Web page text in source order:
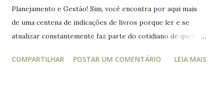
Planejamento e Gestão! Sim, você encontra por aqui mais
de uma centena de indicações de livros porque ler e se
atualizar constantemente faz parte do cotidiano de quem
planejamento e gestão a leitura e atualização frequente é
COMPARTILHAR POSTAR UM COMENTÁRIO LEIA MAIS